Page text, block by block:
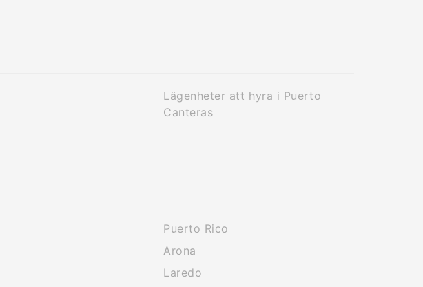
Lägenheter att hyra i Puerto
Canteras
Puerto Rico
Arona
Laredo